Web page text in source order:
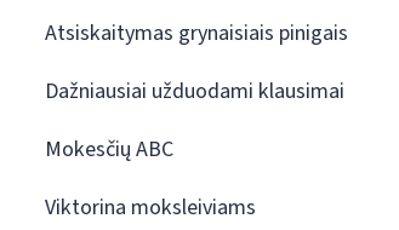
Atsiskaitymas grynaisiais pinigais
Dažniausiai užduodami klausimai
Mokesčių ABC
Viktorina moksleiviams